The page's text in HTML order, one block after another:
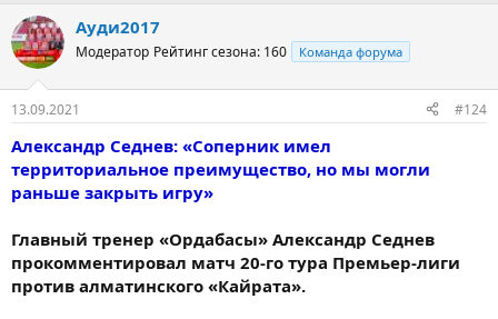
Ауди2017
Модератор Рейтинг сезона: 160 Команда форума
13.09.2021 #124
Александр Седнев: «Соперник имел
территориальное преимущество, но мы могли
раньше закрыть игру»
Главный тренер «Ордабасы» Александр Седнев
прокомментировал матч 20-го тура Премьер-лиги
против алматинского «Кайрата».